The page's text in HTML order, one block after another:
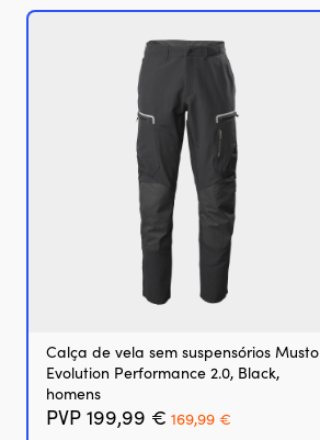
Calça de vela sem suspensórios Musto
Evolution Performance 2.0, Black,
homens
PVP 199,99 € O
preço
169,99 €